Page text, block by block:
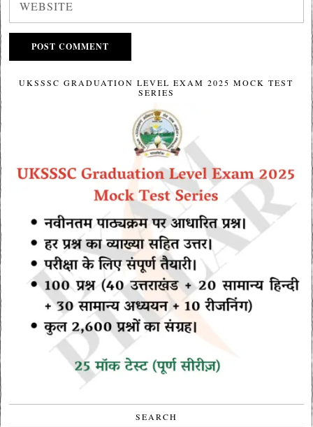
UKSSSC GRADUATION LEVEL EXAM 2025 MOCK TEST
SERIES
SEARCH